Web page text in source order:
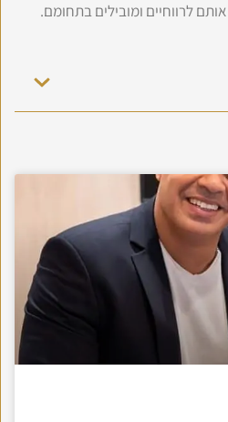
לרווחיים ומובילים בתחומם.